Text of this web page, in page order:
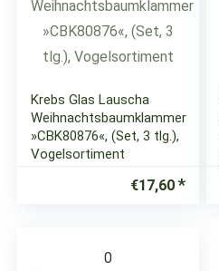
Krebs Glas Lauscha
Weihnachtsbaumklammer
»CBK80876«, (Set, 3 tlg.),
Vogelsortiment
€17,60
0